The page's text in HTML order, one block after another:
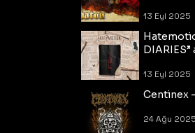
13 Eyl 2025
13 Eyl 2025
Centinex -
24 Ağu 2025